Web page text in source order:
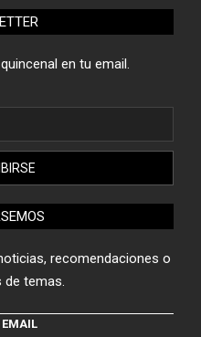
en tu email.
recomendaciones o
de temas.
EMAIL